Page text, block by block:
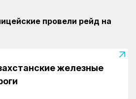
провели рейд на
железные